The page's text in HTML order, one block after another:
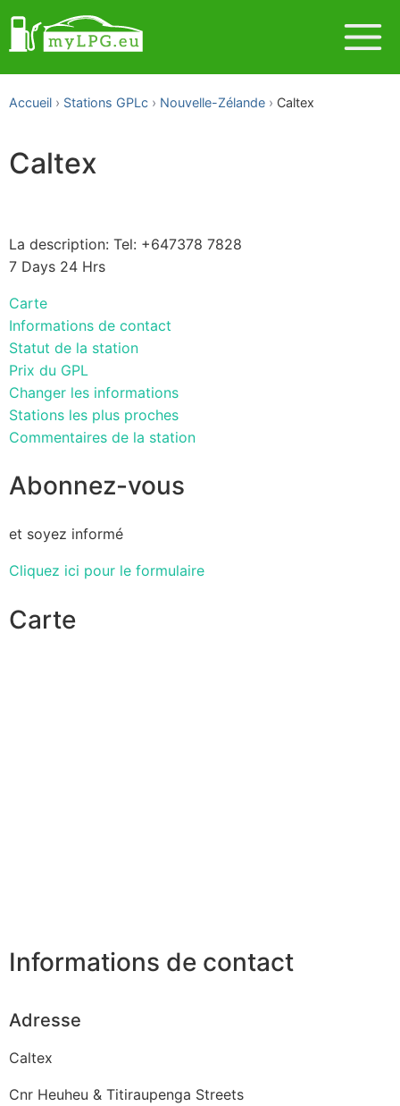
Accueil Stations GPLc Nouvelle-Zélande Caltex
Caltex
La description: Tel: +647378 7828
7 Days 24 Hrs
Carte
Informations de contact
Statut de la station
Prix du GPL
Changer les informations
Stations les plus proches
Commentaires de la station
Abonnez-vous
et soyez informé
Cliquez ici pour le formulaire
Carte
Informations de contact
Adresse
Caltex
Cnr Heuheu & Titiraupenga Streets